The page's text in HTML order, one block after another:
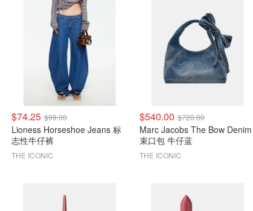
$74.25 $99.00
Lioness Horseshoe Jeans 标
志性牛仔裤
THE ICONIC
$540.00 $720.00
Marc Jacobs The Bow Denim
束口包 牛仔蓝
THE ICONIC